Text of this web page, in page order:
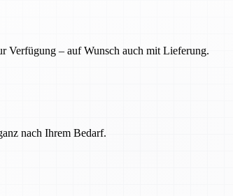
Verfügung – auf Wunsch auch mit Lieferung.
nach Ihrem Bedarf.